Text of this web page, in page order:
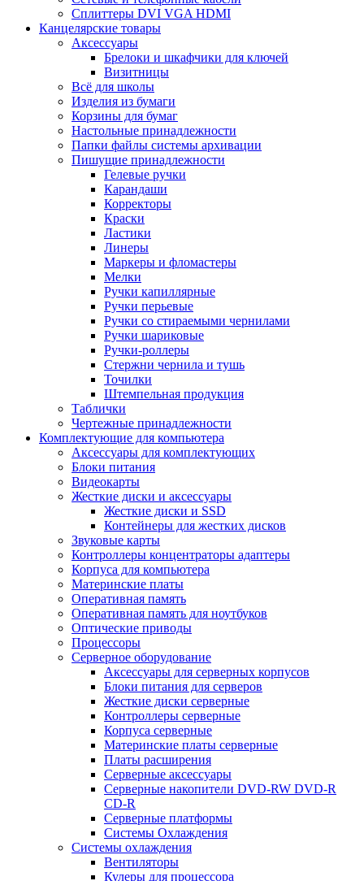
Сплиттеры DVI VGA HDMI
Канцелярские товары
Аксессуары
Брелоки и шкафчики для ключей
Визитницы
Всё для школы
Изделия из бумаги
Корзины для бумаг
Настольные принадлежности
Папки файлы системы архивации
Пишущие принадлежности
Гелевые ручки
Карандаши
Корректоры
Краски
Ластики
Линеры
Маркеры и фломастеры
Мелки
Ручки капиллярные
Ручки перьевые
Ручки со стираемыми чернилами
Ручки шариковые
Ручки-роллеры
Стержни чернила и тушь
Точилки
Штемпельная продукция
Таблички
Чертежные принадлежности
Комплектующие для компьютера
Аксессуары для комплектующих
Блоки питания
Видеокарты
Жесткие диски и аксессуары
Жесткие диски и SSD
Контейнеры для жестких дисков
Звуковые карты
Контроллеры концентраторы адаптеры
Корпуса для компьютера
Материнские платы
Оперативная память
Оперативная память для ноутбуков
Оптические приводы
Процессоры
Серверное оборудование
Аксессуары для серверных корпусов
Блоки питания для серверов
Жесткие диски серверные
Контроллеры серверные
Корпуса серверные
Материнские платы серверные
Платы расширения
Серверные аксессуары
Серверные накопители DVD-RW DVD-R
CD-R
Серверные платформы
Системы Охлаждения
Системы охлаждения
Вентиляторы
Кулеры для процессора